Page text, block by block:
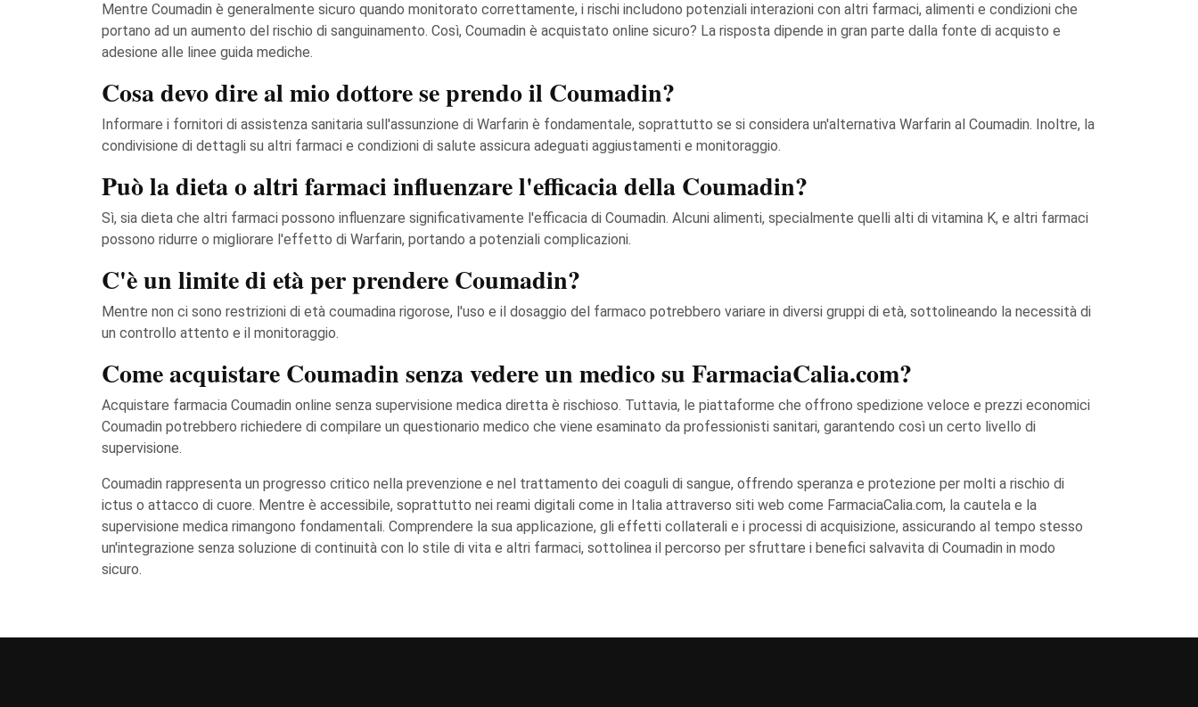
Mentre Coumadin è generalmente sicuro quando monitorato correttamente, i rischi includono potenziali interazioni con altri farmaci, alimenti e condizioni che
portano ad un aumento del rischio di sanguinamento. Così, Coumadin è acquistato online sicuro? La risposta dipende in gran parte dalla fonte di acquisto e
adesione alle linee guida mediche.
Cosa devo dire al mio dottore se prendo il Coumadin?
Informare i fornitori di assistenza sanitaria sull'assunzione di Warfarin è fondamentale, soprattutto se si considera un'alternativa Warfarin al Coumadin. Inoltre, la
condivisione di dettagli su altri farmaci e condizioni di salute assicura adeguati aggiustamenti e monitoraggio.
Può la dieta o altri farmaci influenzare l'efficacia della Coumadin?
Sì, sia dieta che altri farmaci possono influenzare significativamente l'efficacia di Coumadin. Alcuni alimenti, specialmente quelli alti di vitamina K, e altri farmaci
possono ridurre o migliorare l'effetto di Warfarin, portando a potenziali complicazioni.
C'è un limite di età per prendere Coumadin?
Mentre non ci sono restrizioni di età coumadina rigorose, l'uso e il dosaggio del farmaco potrebbero variare in diversi gruppi di età, sottolineando la necessità di
un controllo attento e il monitoraggio.
Come acquistare Coumadin senza vedere un medico su FarmaciaCalia.com?
Acquistare farmacia Coumadin online senza supervisione medica diretta è rischioso. Tuttavia, le piattaforme che offrono spedizione veloce e prezzi economici
Coumadin potrebbero richiedere di compilare un questionario medico che viene esaminato da professionisti sanitari, garantendo così un certo livello di
supervisione.
Coumadin rappresenta un progresso critico nella prevenzione e nel trattamento dei coaguli di sangue, offrendo speranza e protezione per molti a rischio di
ictus o attacco di cuore. Mentre è accessibile, soprattutto nei reami digitali come in Italia attraverso siti web come FarmaciaCalia.com, la cautela e la
supervisione medica rimangono fondamentali. Comprendere la sua applicazione, gli effetti collaterali e i processi di acquisizione, assicurando al tempo stesso
un'integrazione senza soluzione di continuità con lo stile di vita e altri farmaci, sottolinea il percorso per sfruttare i benefici salvavita di Coumadin in modo
sicuro.